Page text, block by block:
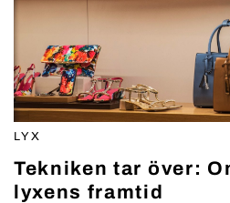
LYX
Tekniken tar över:
lyxens framtid